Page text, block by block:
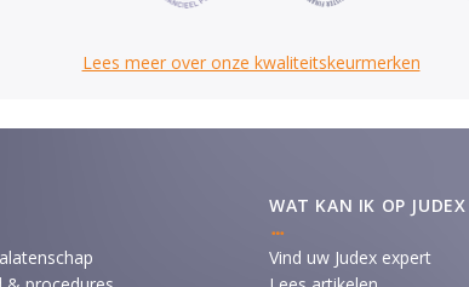
Lees meer over onze kwaliteitskeurmerken
WAT KAN IK OP JUDEX
Vind uw Judex expert